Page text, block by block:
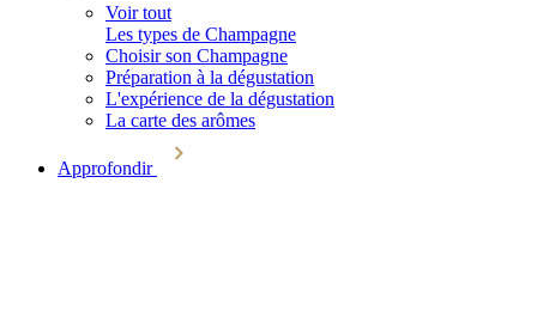
Voir tout
Les types de Champagne
Choisir son Champagne
Préparation à la dégustation
L'expérience de la dégustation
La carte des arômes
Approfondir